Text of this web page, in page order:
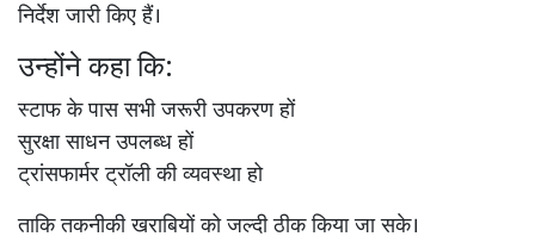
निर्देश जारी किए हैं।
उन्होंने कहा कि:
स्टाफ के पास सभी जरूरी उपकरण हों
सुरक्षा साधन उपलब्ध हों
ट्रांसफार्मर ट्रॉली की व्यवस्था हो
ताकि तकनीकी खराबियों को जल्दी ठीक किया जा सके।